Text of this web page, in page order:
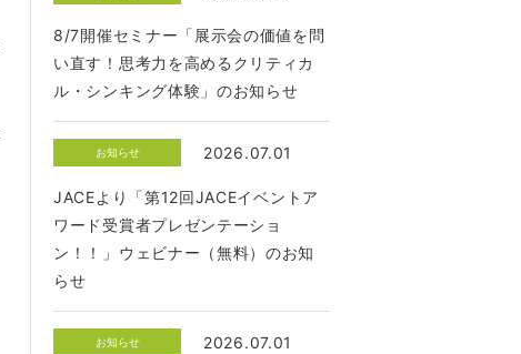
8/7開催セミナー「展示会の価値を問
い直す！思考力を高めるクリティカ
ル・シンキング体験」のお知らせ
お知らせ 2026.07.01
JACEより「第12回JACEイベントア
ワード受賞者プレゼンテーショ
ン！！」ウェビナー（無料）のお知
らせ
お知らせ 2026.07.01